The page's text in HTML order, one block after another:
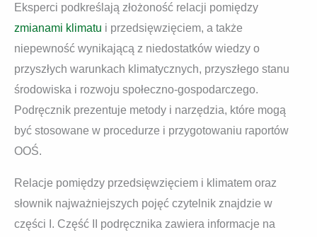
Eksperci podkreślają złożoność relacji pomiędzy
zmianami klimatu i przedsięwzięciem, a także
niepewność wynikającą z niedostatków wiedzy o
przyszłych warunkach klimatycznych, przyszłego stanu
środowiska i rozwoju społeczno-gospodarczego.
Podręcznik prezentuje metody i narzędzia, które mogą
być stosowane w procedurze i przygotowaniu raportów
OOŚ.
Relacje pomiędzy przedsięwzięciem i klimatem oraz
słownik najważniejszych pojęć czytelnik znajdzie w
części I. Część II podręcznika zawiera informacje na